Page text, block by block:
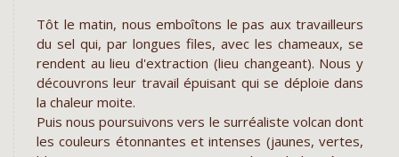
Tôt le matin, nous emboîtons le pas aux travailleurs
du sel qui, par longues files, avec les chameaux, se
rendent au lieu d'extraction (lieu changeant). Nous y
découvrons leur travail épuisant qui se déploie dans
la chaleur moite.
Puis nous poursuivons vers le surréaliste volcan dont
les couleurs étonnantes et intenses (jaunes, vertes,